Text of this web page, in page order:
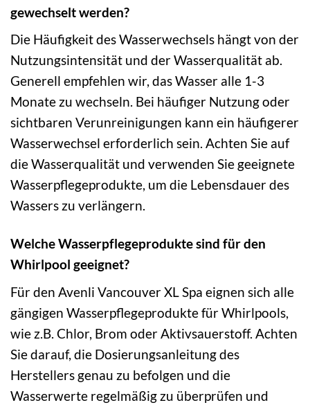
gewechselt werden?
Die Häufigkeit des Wasserwechsels hängt von der
Nutzungsintensität und der Wasserqualität ab.
Generell empfehlen wir, das Wasser alle 1-3
Monate zu wechseln. Bei häufiger Nutzung oder
sichtbaren Verunreinigungen kann ein häufigerer
Wasserwechsel erforderlich sein. Achten Sie auf
die Wasserqualität und verwenden Sie geeignete
Wasserpflegeprodukte, um die Lebensdauer des
Wassers zu verlängern.
Welche Wasserpflegeprodukte sind für den
Whirlpool geeignet?
Für den Avenli Vancouver XL Spa eignen sich alle
gängigen Wasserpflegeprodukte für Whirlpools,
wie z.B. Chlor, Brom oder Aktivsauerstoff. Achten
Sie darauf, die Dosierungsanleitung des
Herstellers genau zu befolgen und die
Wasserwerte regelmäßig zu überprüfen und